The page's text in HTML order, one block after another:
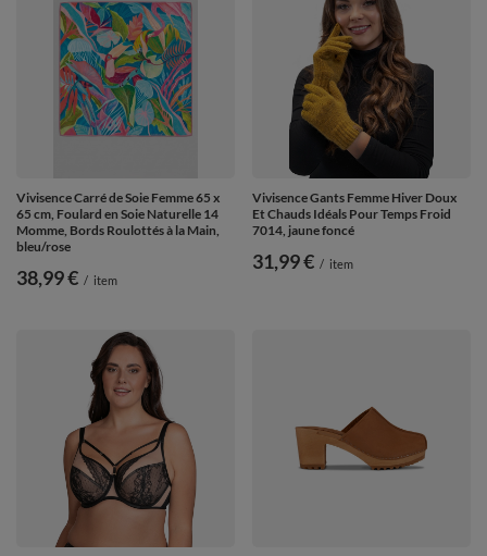
Vivisence Carré de Soie Femme 65 x
65 cm, Foulard en Soie Naturelle 14
Momme, Bords Roulottés à la Main,
bleu/rose
38,99 € / item
Vivisence Gants Femme Hiver Doux
Et Chauds Idéals Pour Temps Froid
7014, jaune foncé
31,99 € / item